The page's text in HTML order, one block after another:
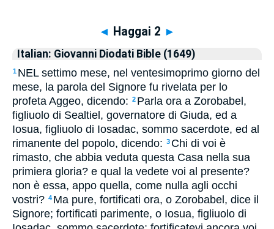
◄ Haggai 2 ►
Italian: Giovanni Diodati Bible (1649)
1 NEL settimo mese, nel ventesimoprimo giorno del
mese, la parola del Signore fu rivelata per lo
profeta Aggeo, dicendo: 2 Parla ora a Zorobabel,
figliuolo di Sealtiel, governatore di Giuda, ed a
Iosua, figliuolo di Iosadac, sommo sacerdote, ed al
rimanente del popolo, dicendo: 3 Chi di voi è
rimasto, che abbia veduta questa Casa nella sua
primiera gloria? e qual la vedete voi al presente?
non è essa, appo quella, come nulla agli occhi
vostri? 4 Ma pure, fortificati ora, o Zorobabel, dice il
Signore; fortificati parimente, o Iosua, figliuolo di